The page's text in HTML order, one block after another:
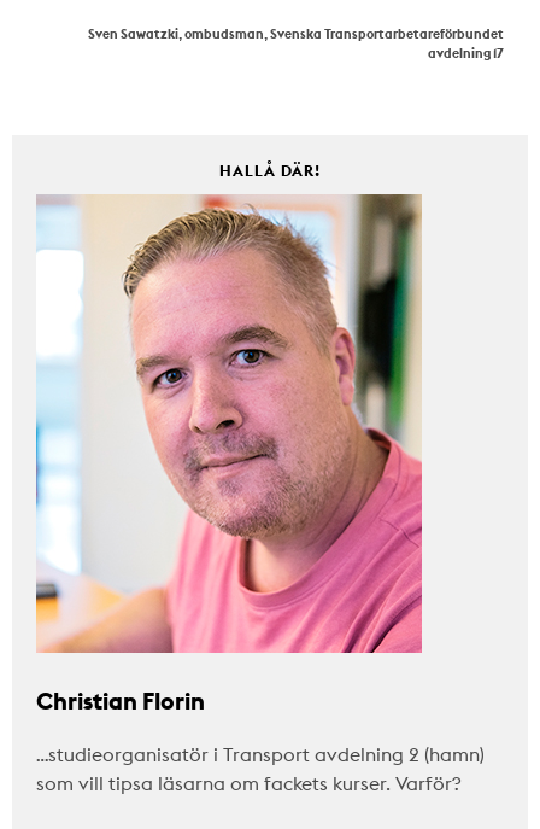
Sven Sawatzki, ombudsman, Svenska Transportarbetareförbundet
avdelning 17
HALLÅ DÄR!
Christian Florin
…studieorganisatör i Transport avdelning 2 (hamn)
som vill tipsa läsarna om fackets kurser. Varför?